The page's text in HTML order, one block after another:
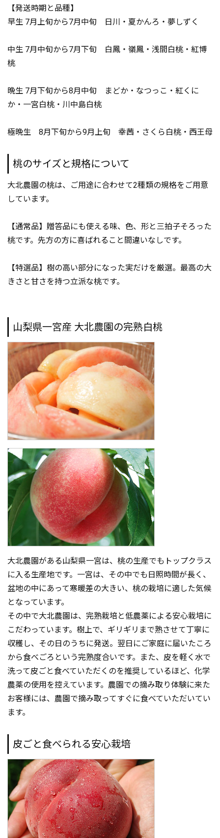
【発送時期と品種】
早生 7月上旬から7月中旬 日川・夏かんろ・夢しずく
中生 7月中旬から7月下旬 白鳳・嶺鳳・浅間白桃・紅博
桃
晩生 7月下旬から8月中旬 まどか・なつっこ・紅くに
か・一宮白桃・川中島白桃
極晩生 8月下旬から9月上旬 幸茜・さくら白桃・西王母
桃のサイズと規格について
大北農園の桃は、ご用途に合わせて2種類の規格をご用意
しています。
【通常品】贈答品にも使える味、色、形と三拍子そろった
桃です。先方の方に喜ばれること間違いなしです。
【特選品】樹の高い部分になった実だけを厳選。最高の大
きさと甘さを持つ立派な桃です。
山梨県一宮産 大北農園の完熟白桃
大北農園がある山梨県一宮は、桃の生産でもトップクラス
に入る生産地です。一宮は、その中でも日照時間が長く、
盆地の中にあって寒暖差の大きい、桃の栽培に適した気候
となっています。
その中で大北農園は、完熟栽培と低農薬による安心栽培に
こだわっています。樹上で、ギリギリまで熟させて丁寧に
収穫し、その日のうちに発送。翌日にご家庭に届いたころ
から食べごろという完熟度合いです。また、皮を軽く水で
洗って皮ごと食べていただくのを推奨しているほど、化学
農薬の使用を控えています。農園での摘み取り体験に来た
お客様には、農園で摘み取ってすぐに食べていただいてい
ます。
皮ごと食べられる安心栽培